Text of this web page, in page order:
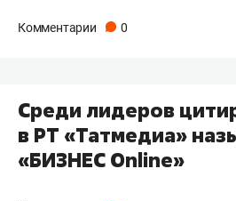
Комментарии 0
Среди лидеров
в РТ «Татмедиа»
«БИЗНЕС Online»